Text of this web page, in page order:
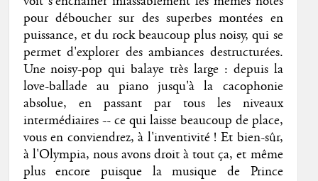
pour déboucher sur des superbes montées en
puissance, et du rock beaucoup plus noisy, qui se
permet d'explorer des ambiances destructurées.
Une noisy-pop qui balaye très large : depuis la
love-ballade au piano jusqu'à la cacophonie
absolue, en passant par tous les niveaux
intermédiaires -- ce qui laisse beaucoup de place,
vous en conviendrez, à l'inventivité ! Et bien-sûr,
à l'Olympia, nous avons droit à tout ça, et même
plus encore puisque la musique de Prince